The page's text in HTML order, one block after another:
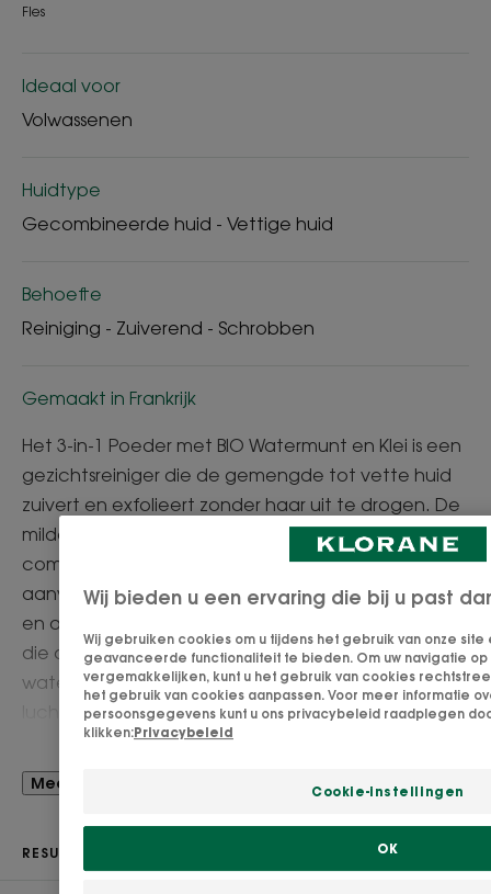
Fles
Ideaal voor
Volwassenen
Huidtype
Gecombineerde huid - Vettige huid
Behoefte
Reiniging - Zuiverend - Schrobben
Gemaakt in Frankrijk
Het 3-in-1 Poeder met BIO Watermunt en Klei is een
gezichtsreiniger die de gemengde tot vette huid
zuivert en exfolieert zonder haar uit te drogen. De
milde formule met 96% natuurlijke ingrediënten
combineert 2 actieve ingrediënten die elkaar
aanvullen: Watermunt, bekend om zijn ontgiftende
en antioxiderende eigenschappen en Groene Klei,
die onzuiverheden absorbeert. Bij contact met
water verandert het Zuiverend Poeder in een
luchtig schuim en het wordt met ronddraaiende
bewegingen op het gezicht aangebracht.
Eenmaal afgespoeld, is de huid zacht en vrij van
alle onzuiverheden.
Voordeel
Meer zien
RESULTATEN
Wij bieden u een ervaring die bij u past
Wij gebruiken cookies om u tijdens het gebruik van onze
geavanceerde functionaliteit te bieden. Om uw navigatie
vergemakkelijken, kunt u het gebruik van cookies
het gebruik van cookies aanpassen. Voor meer informatie
persoonsgegevens kunt u ons privacybeleid raadplegen
klikken:Privacybeleid
Cookie-instellingen
OK